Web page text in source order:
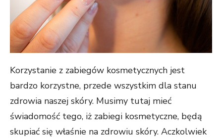
Korzystanie z zabiegów kosmetycznych jest
bardzo korzystne, przede wszystkim dla stanu
zdrowia naszej skóry. Musimy tutaj mieć
świadomość tego, iż zabiegi kosmetyczne, będą
skupiać się właśnie na zdrowiu skóry. Aczkolwiek